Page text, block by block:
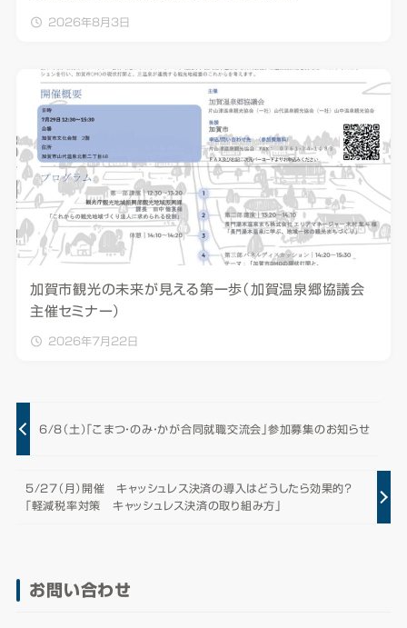
2026年8月3日
加賀市観光の未来が見える第一歩（加賀温泉郷協議会
主催セミナー）
2026年7月22日
6/8（土）「こまつ・のみ・かが合同就職交流会」参加募集のお知らせ
5/27（月）開催 キャッシュレス決済の導入はどうしたら効果的？
「軽減税率対策 キャッシュレス決済の取り組み方」
お問い合わせ